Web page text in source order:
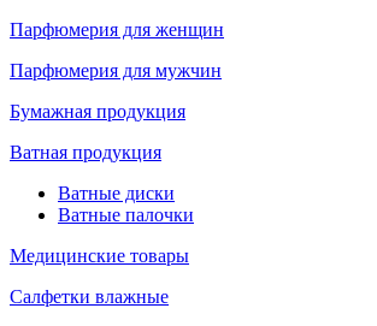
Парфюмерия для женщин
Парфюмерия для мужчин
Бумажная продукция
Ватная продукция
Ватные диски
Ватные палочки
Медицинские товары
Салфетки влажные